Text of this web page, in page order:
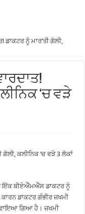
ਡਾਕਟਰ ਨੂੰ ਮਾਰ’ਤੀ ਗੋਲੀ,
‘ਚ ਵੜੇ
ਗੋਲੀ, ਕਲੀਨਿਕ ‘ਚ ਵੜੇ 3 ਲੋਕਾਂ
ਇੱਕ ਬੀਏਐੱਮਐੱਸ ਡਾਕਟਰ ਨੂੰ
ਡਾਕਟਰ ਗੰਭੀਰ ਜ਼ਖਮੀ
ਗਿਆ ਹੈ। ਜ਼ਖਮੀ